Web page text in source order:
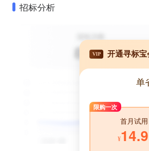
招标分析
VIP 开通寻标
单
限购一次
首月试用
¥14.9